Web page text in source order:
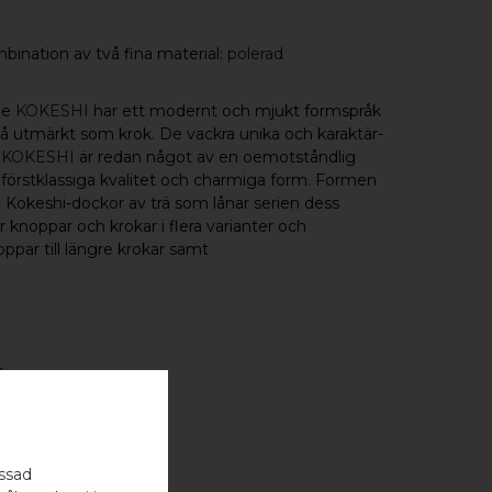
av två fina material: polerad
KOKESHI har ett modernt och mjukt formspråk
utmärkt som krok. De vackra unika och karaktär-
KOKESHI är redan något av en oemotståndlig
kvalitet och charmiga form. Formen
dockor av trä som lånar serien dess
knoppar och krokar i flera varianter och
till längre krokar samt